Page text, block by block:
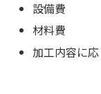
設備費
材料費
加工内容に